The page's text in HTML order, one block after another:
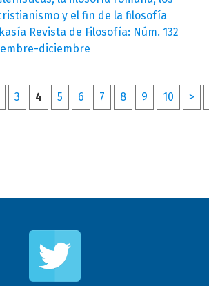
y el fin de la filosofía
Revista de Filosofía: Núm. 132
diciembre
3 4 5 6 7 8 9 10 >